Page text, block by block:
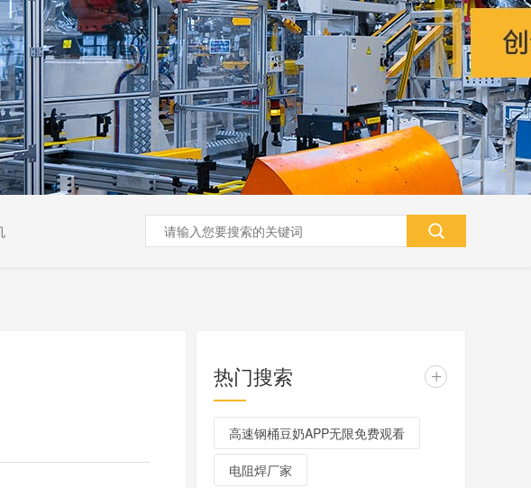
热门搜索 +
高速钢桶豆奶APP无限免费观看
电阻焊厂家